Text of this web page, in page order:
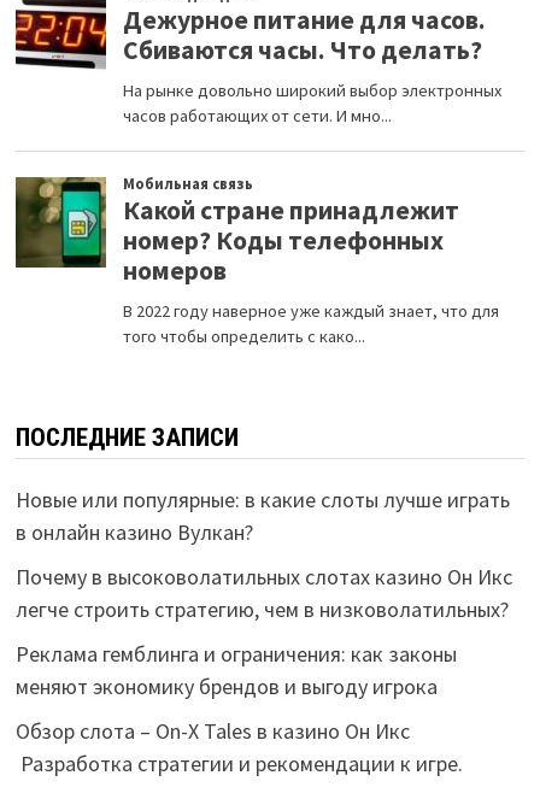
ПОСЛЕДНИЕ ЗАПИСИ
Новые или популярные: в какие слоты лучше играть
в онлайн казино Вулкан?
Почему в высоковолатильных слотах казино Он Икс
легче строить стратегию, чем в низковолатильных?
Реклама гемблинга и ограничения: как законы
меняют экономику брендов и выгоду игрока
Обзор слота – On-X Tales в казино Он Икс
Разработка стратегии и рекомендации к игре.